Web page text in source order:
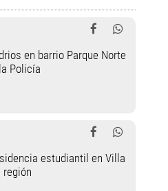
en barrio Parque Norte
Policía
estudiantil en Villa
región